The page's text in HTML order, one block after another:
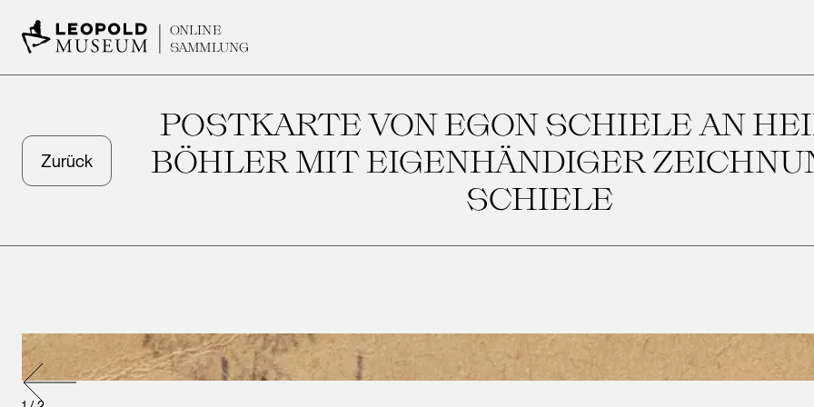
ONLINE
SAMMLUNG
Zurück
POSTKARTE VON EGON SCHIELE AN
BÖHLER MIT EIGENHÄNDIGER
SCHIELE